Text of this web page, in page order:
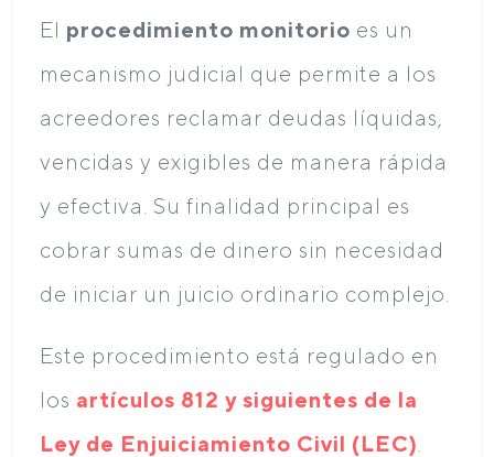
El procedimiento monitorio es un
mecanismo judicial que permite a los
acreedores reclamar deudas líquidas,
vencidas y exigibles de manera rápida
y efectiva. Su finalidad principal es
cobrar sumas de dinero sin necesidad
de iniciar un juicio ordinario complejo.
Este procedimiento está regulado en
los artículos 812 y siguientes de la
Ley de Enjuiciamiento Civil (LEC)